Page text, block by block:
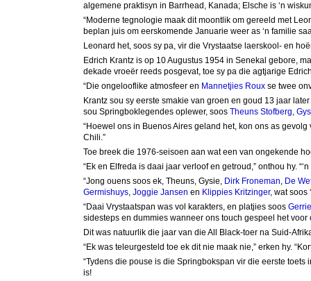
algemene praktisyn in Barrhead, Kanada; Elsche is ‘n
“Moderne tegnologie maak dit moontlik om gereeld met
beplan juis om eerskomende Januarie weer as ‘n familie
Leonard het, soos sy pa, vir die Vrystaatse laerskool- en
Edrich Krantz is op 10 Augustus 1954 in Senekal gebore,
dekade vroeër reeds posgevat, toe sy pa die agtjarige
“Die ongelooflike atmosfeer en Mannetjies Roux se twee
Krantz sou sy eerste smakie van groen en goud 13 jaar
sou Springboklegendes oplewer, soos Theuns Stofberg,
“Hoewel ons in Buenos Aires geland het, kon ons as
Chili.”
Toe breek die 1976-seisoen aan wat een van ongekende
“Ek en Elfreda is daai jaar verloof en getroud,” onthou hy.
“Jong ouens soos ek, Theuns, Gysie, Dirk Froneman, De
Germishuys, Joggie Jansen en Klippies Kritzinger, wat soos
“Daai Vrystaatspan was vol karakters, en platjies soos
sidesteps en dummies wanneer ons touch gespeel het voor
Dit was natuurlik die jaar van die All Black-toer na Suid-
“Ek was teleurgesteld toe ek dit nie maak nie,” erken hy.
“Tydens die pouse is die Springbokspan vir die eerste
is!